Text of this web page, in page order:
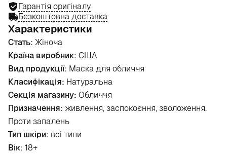
Гарантія оригіналу
Безкоштовна доставка
Характеристики
Стать: Жіноча
Країна виробник: США
Вид продукції: Маска для обличчя
Класифікація: Натуральна
Секція магазину: Обличчя
Призначення: живлення, заспокоєння, зволоження,
Проти запалень
Тип шкіри: всі типи
Вік: 18+